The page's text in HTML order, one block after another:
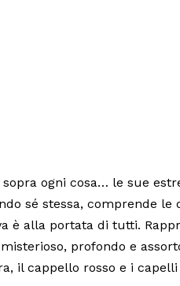
ogni cosa… le sue
sé stessa, comprende
è alla portata di tutti.
profondo e
il cappello rosso e i